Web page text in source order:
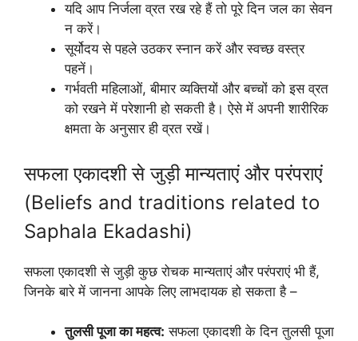
यदि आप निर्जला व्रत रख रहे हैं तो पूरे दिन जल का सेवन
न करें।
सूर्योदय से पहले उठकर स्नान करें और स्वच्छ वस्त्र
पहनें।
गर्भवती महिलाओं, बीमार व्यक्तियों और बच्चों को इस व्रत
को रखने में परेशानी हो सकती है। ऐसे में अपनी शारीरिक
क्षमता के अनुसार ही व्रत रखें।
सफला एकादशी से जुड़ी मान्यताएं और परंपराएं
(Beliefs and traditions related to
Saphala Ekadashi)
सफला एकादशी से जुड़ी कुछ रोचक मान्यताएं और परंपराएं भी हैं,
जिनके बारे में जानना आपके लिए लाभदायक हो सकता है –
तुलसी पूजा का महत्व: सफला एकादशी के दिन तुलसी पूजा